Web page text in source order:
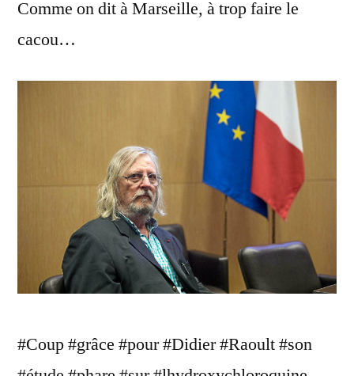
Comme on dit à Marseille, à trop faire le
cacou…
#Coup #grâce #pour #Didier #Raoult #son